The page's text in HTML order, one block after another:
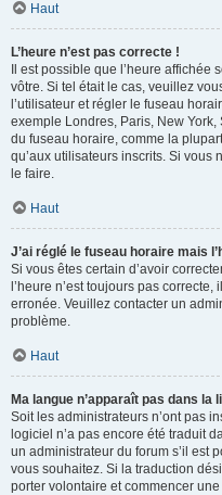
Haut
L’heure n’est pas correcte !
Il est possible que l’heure
vôtre. Si tel était le cas, veuillez
l’utilisateur et régler le fuseau
exemple Londres, Paris, New
du fuseau horaire, comme la
qu’aux utilisateurs inscrits. Si vous
le faire.
Haut
J’ai réglé le fuseau horaire mais
Si vous êtes certain d’avoir
l’heure n’est toujours pas
erronée. Veuillez contacter un
problème.
Haut
Ma langue n’apparaît pas dans la
Soit les administrateurs n’ont pas
logiciel n’a pas encore été traduit
un administrateur du forum s’il est
vous souhaitez. Si la traduction
porter volontaire et commencer